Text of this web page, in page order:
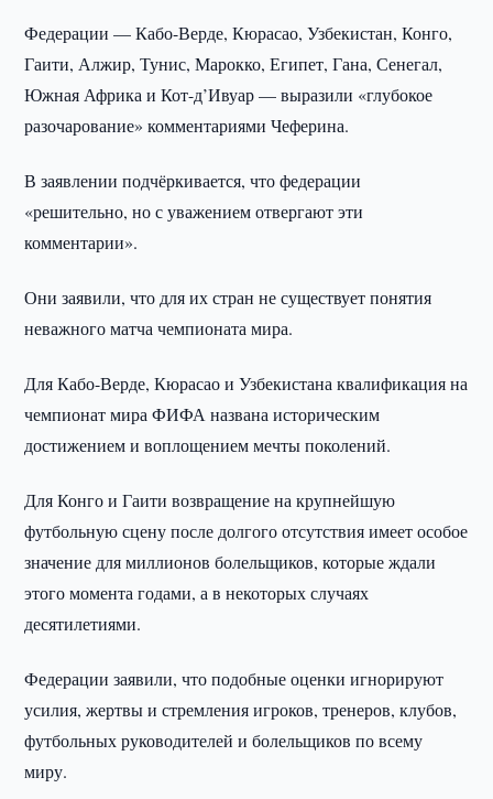
Федерации — Кабо-Верде, Кюрасао, Узбекистан, Конго,
Гаити, Алжир, Тунис, Марокко, Египет, Гана, Сенегал,
Южная Африка и Кот-д’Ивуар — выразили «глубокое
разочарование» комментариями Чеферина.
В заявлении подчёркивается, что федерации
«решительно, но с уважением отвергают эти
комментарии».
Они заявили, что для их стран не существует понятия
неважного матча чемпионата мира.
Для Кабо-Верде, Кюрасао и Узбекистана квалификация на
чемпионат мира ФИФА названа историческим
достижением и воплощением мечты поколений.
Для Конго и Гаити возвращение на крупнейшую
футбольную сцену после долгого отсутствия имеет особое
значение для миллионов болельщиков, которые ждали
этого момента годами, а в некоторых случаях
десятилетиями.
Федерации заявили, что подобные оценки игнорируют
усилия, жертвы и стремления игроков, тренеров, клубов,
футбольных руководителей и болельщиков по всему
миру.